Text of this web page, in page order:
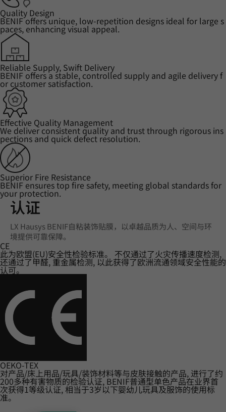
Quality Design
BENIF offers unique, low-repetition designs ideal for large s
paces, enhancing visual appeal.
Reliable Supply, Swift Delivery
BENIF offers a stable, controlled supply and agile delivery f
or customer satisfaction.
Effective Quality Management
We deliver consistent quality and trust through rigorous ins
pections and quick defect resolution.
Superior Fire Resistance
BENIF ensures top fire safety, meeting global standards for
your protection.
认证
LX Hausys BENIF自粘装饰贴膜，以卓越品质为人、空间与环
境提供可靠保障。
CE
此为欧盟(EU)安全性检验标准。 不仅通过了火灾传播速度检测,
还通过了甲醛, 重金属检测, 以此获得了欧洲流通领域安全性能的
认可。
OEKO-TEX
对产品/床上用品/玩具/装饰材料等与皮肤接触的产品, 进行了约
200多种有害物质的检验认证, BENIF普通型单色产品在业界首
次获得1等级认证, 相当于3岁以下婴幼儿玩具及服饰的使用标
准。